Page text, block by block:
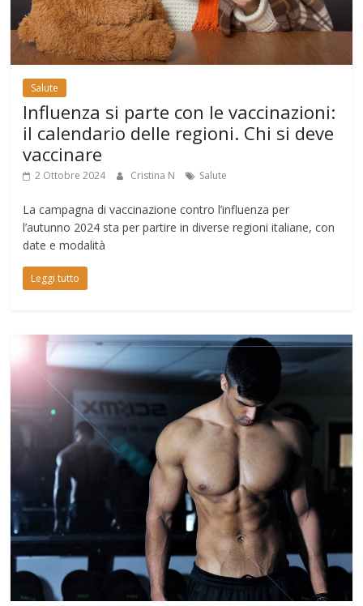
Salute
Influenza si parte con le vaccinazioni:
il calendario delle regioni. Chi si deve
vaccinare
2 Ottobre 2024 Cristina N Salute
La campagna di vaccinazione contro l’influenza per
l’autunno 2024 sta per partire in diverse regioni italiane, con
date e modalità
Leggi tutto